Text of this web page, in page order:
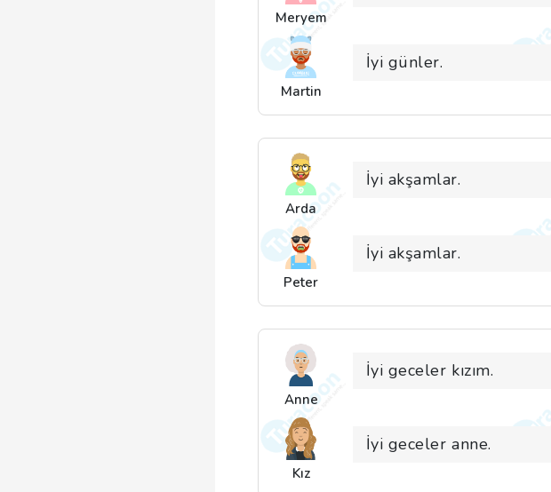
Meryem
Martin
İyi günler.
Arda
İyi akşamlar.
Peter
İyi akşamlar.
Anne
İyi geceler kızım.
Kız
İyi geceler anne.